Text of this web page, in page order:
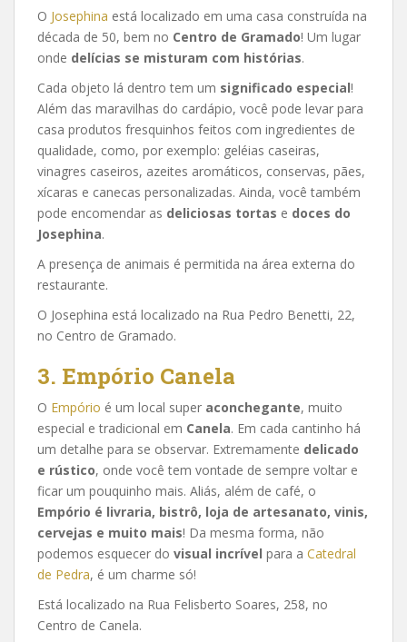
O Josephina está localizado em uma casa construída na
década de 50, bem no Centro de Gramado! Um lugar
onde delícias se misturam com histórias.
Cada objeto lá dentro tem um significado especial!
Além das maravilhas do cardápio, você pode levar para
casa produtos fresquinhos feitos com ingredientes de
qualidade, como, por exemplo: geléias caseiras,
vinagres caseiros, azeites aromáticos, conservas, pães,
xícaras e canecas personalizadas. Ainda, você também
pode encomendar as deliciosas tortas e doces do
Josephina.
A presença de animais é permitida na área externa do
restaurante.
O Josephina está localizado na Rua Pedro Benetti, 22,
no Centro de Gramado.
3. Empório Canela
O Empório é um local super aconchegante, muito
especial e tradicional em Canela. Em cada cantinho há
um detalhe para se observar. Extremamente delicado
e rústico, onde você tem vontade de sempre voltar e
ficar um pouquinho mais. Aliás, além de café, o
Empório é livraria, bistrô, loja de artesanato, vinis,
cervejas e muito mais! Da mesma forma, não
podemos esquecer do visual incrível para a Catedral
de Pedra, é um charme só!
Está localizado na Rua Felisberto Soares, 258, no
Centro de Canela.